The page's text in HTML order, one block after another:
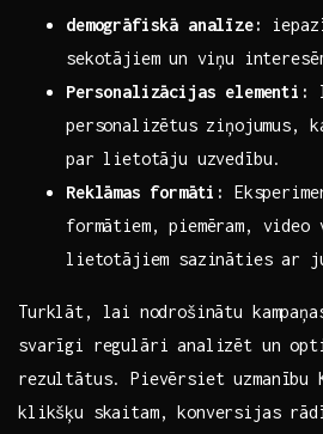
demogrāfiskā analīze:
sekotājiem un ⁣viņu
Personalizācijas elementi:
personalizētus⁤ ziņojumus,
par lietotāju uzvedību.
Reklāmas⁣ formāti:
formātiem, piemēram,
lietotājiem sazināties ar
Turklāt, lai ⁤nodrošinātu
svarīgi regulāri analizēt un​
rezultātus. Pievērsiet ​uzmanību
klikšķu skaitam, konversijas